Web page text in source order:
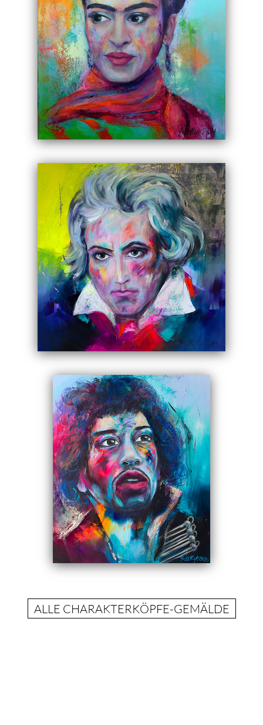
ALLE CHARAKTERKÖPFE-GEMÄLDE